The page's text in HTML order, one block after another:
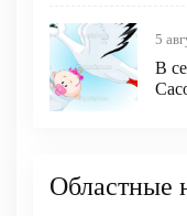
5
В
Областные